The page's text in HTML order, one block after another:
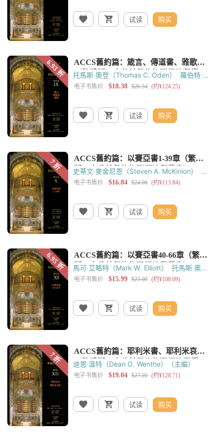
试读 购买
托馬斯‧奧登（Thomas C. Oden）
羅伯特‧賴
特（J. Robert Wright）
试读 购买
史蒂文‧麥金尼恩（Steven A. McKinion）
托
馬斯‧奧登（Thomas C. Oden） 黃錫木
试读 购买
馬可‧艾略特（Mark W. Elliott）
托馬斯‧奧登
（Thomas C. Oden） 黃錫木 黃嘉樑
试读 购买
迪恩·溫特（Dean O. Wenthe）（主編）
试读 购买